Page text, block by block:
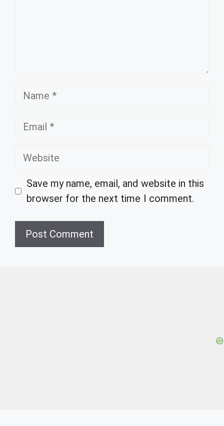
Name
Email
Website
Save my name, email, and website in this
browser for the next time I comment.